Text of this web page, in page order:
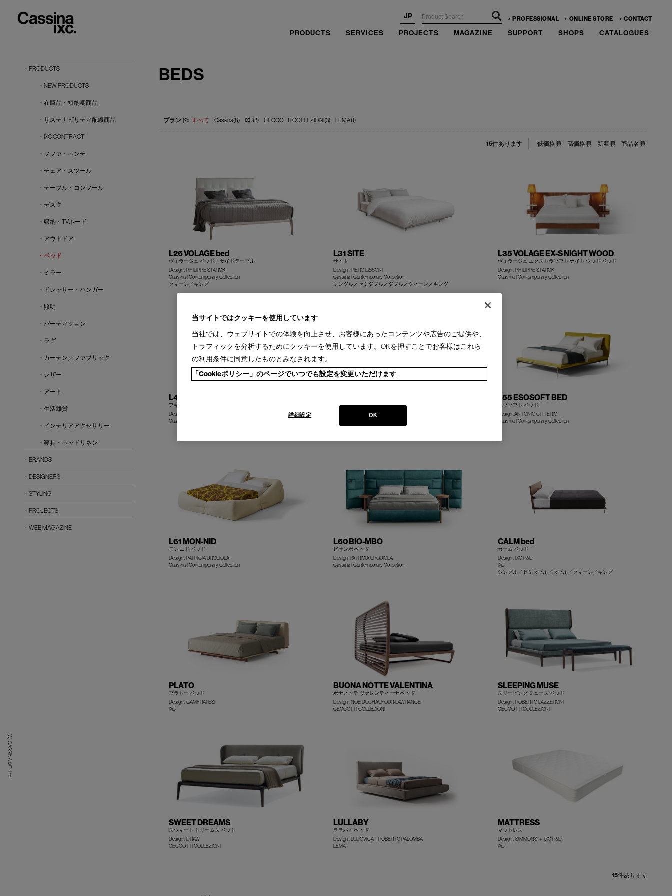
JP PROFESSIONAL ONLINE STORE CONTACT
PRODUCTS SERVICES PROJECTS MAGAZINE SUPPORT SHOPS CATALOGUES
(C) CASSINA IXC. Ltd.
BEDS
すべて Cassina(8) IXC(3) CECCOTTI COLLEZIONI(3) LEMA(1)
低価格順 高価格順 新着順 商品名順
15件あります
L26 VOLAGE bed
ヴォラージュ ベッド・サイドテーブル
Design : PHILIPPE STARCK
Cassina | Contemporary Collection
クィーン／キング
L31 SITE
サイト
Design : PIERO LISSONI
Cassina | Contemporary Collection
シングル／セミダブル／ダブル／クィーン／キング
L35 VOLAGE EX-S NIGHT WOOD
ヴォラージュ エクストラソフト ナイト ウッド ベッド
Design : PHILIPPE STARCK
Cassina | Contemporary Collection
L42 ACUTE
アキュート ベッド
Design :RODOLFO DORDONI
Cassina | I Contemporary Collection
キャブ ナイトベッド
Design : MARIO BELLINI
クィーン／キング
L55 ESOSOFT BED
エゾソフト ベッド
Design :ANTONIO CITTERIO
Cassina | Contemporary Collection
L61 MON-NID
モン ニド ベッド
Design : PATRICIA URQUIOLA
Cassina | Contemporary Collection
L60 BIO-MBO
ビオンボ ベッド
Design :PATRICIA URQUIOLA
Cassina | Contemporary Collection
CALM bed
カーム ベッド
Design : IXC R&D
IXC
シングル／セミダブル／ダブル／クィーン／キング
PLATO
プラトー ベッド
Design : GAMFRATESI
IXC
BUONA NOTTE VALENTINA
ボナノッテ ヴァレンティーナ ベッド
Design : NOE DUCHAUFOUR-LAWRANCE
CECCOTTI COLLEZIONI
SLEEPING MUSE
スリーピング ミューズ ベッド
Design : ROBERTO LAZZERONI
CECCOTTI COLLEZIONI
SWEET DREAMS
スウィート ドリームズ ベッド
Design : DRAW
CECCOTTI COLLEZIONI
LULLABY
ララバイ ベッド
Design : LUDOVICA + ROBERTO PALOMBA
LEMA
MATTRESS
マットレス
Design : SIMMONS ＋ IXC R&D
IXC
15件あります
PRODUCTS
NEW PRODUCTS
在庫品・短納期商品
サステナビリティ配慮商品
IXC CONTRACT
ソファ・ベンチ
チェア・スツール
テーブル・コンソール
デスク
収納・TVボード
アウトドア
ベッド
ミラー
ドレッサー・ハンガー
照明
パーティション
ラグ
カーテン／ファブリック
レザー
アート
生活雑貨
インテリアアクセサリー
寝具・ベッドリネン
BRANDS
DESIGNERS
STYLING
PROJECTS
WEB MAGAZINE
当サイトではクッキーを使用しています
当社では、ウェブサイトでの体験を向上させ、お客様にあったコンテンツや広告のご提供や、
トラフィックを分析するためにクッキーを使用しています。OKを押すことでお客様はこれら
の利用条件に同意したものとみなされます。
「Cookieポリシー」のページでいつでも設定を変更いただけます
OK
詳細設定